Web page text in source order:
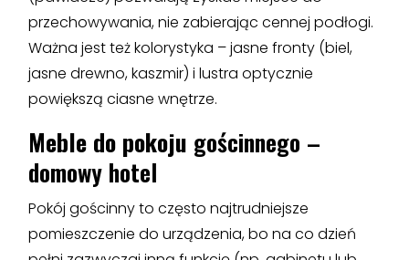
przechowywania, nie zabierając cennej podłogi.
Ważna jest też kolorystyka – jasne fronty (biel,
jasne drewno, kaszmir) i lustra optycznie
powiększą ciasne wnętrze.
Meble do pokoju gościnnego –
domowy hotel
Pokój gościnny to często najtrudniejsze
pomieszczenie do urządzenia, bo na co dzień